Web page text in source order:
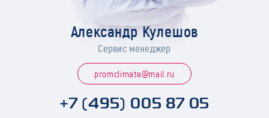
Александр Кулешов
Сервис менеджер
promclimate@mail.ru
+7 (495) 005 87 05